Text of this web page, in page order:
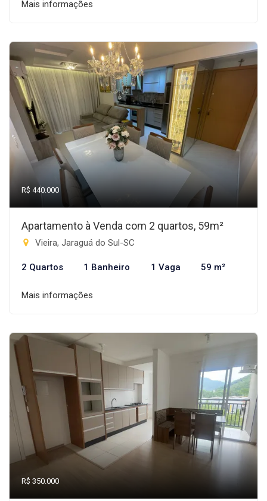
Mais informações
R$ 440.000
Apartamento à Venda com 2 quartos, 59m²
Vieira, Jaraguá do Sul-SC
2 Quartos 1 Banheiro 1 Vaga 59 m²
Mais informações
R$ 350.000